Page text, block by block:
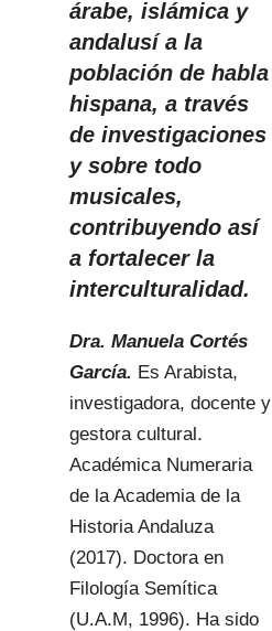
árabe, islámica y
andalusí a la
población de habla
hispana, a través
de investigaciones
y sobre todo
musicales,
contribuyendo así
a fortalecer la
interculturalidad.
Dra. Manuela Cortés
García. Es Arabista,
investigadora, docente y
gestora cultural.
Académica Numeraria
de la Academia de la
Historia Andaluza
(2017). Doctora en
Filología Semítica
(U.A.M, 1996). Ha sido